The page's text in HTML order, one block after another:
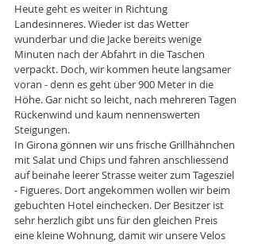
Heute geht es weiter in Richtung
Landesinneres. Wieder ist das Wetter
wunderbar und die Jacke bereits wenige
Minuten nach der Abfahrt in die Taschen
verpackt. Doch, wir kommen heute langsamer
voran - denn es geht über 900 Meter in die
Höhe. Gar nicht so leicht, nach mehreren Tagen
Rückenwind und kaum nennenswerten
Steigungen.
In Girona gönnen wir uns frische Grillhähnchen
mit Salat und Chips und fahren anschliessend
auf beinahe leerer Strasse weiter zum Tagesziel
- Figueres. Dort angekommen wollen wir beim
gebuchten Hotel einchecken. Der Besitzer ist
sehr herzlich gibt uns für den gleichen Preis
eine kleine Wohnung, damit wir unsere Velos